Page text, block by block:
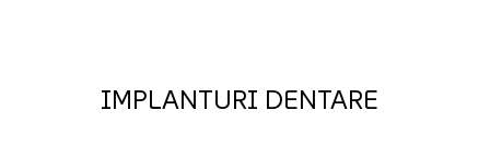
IMPLANTURI DENTARE